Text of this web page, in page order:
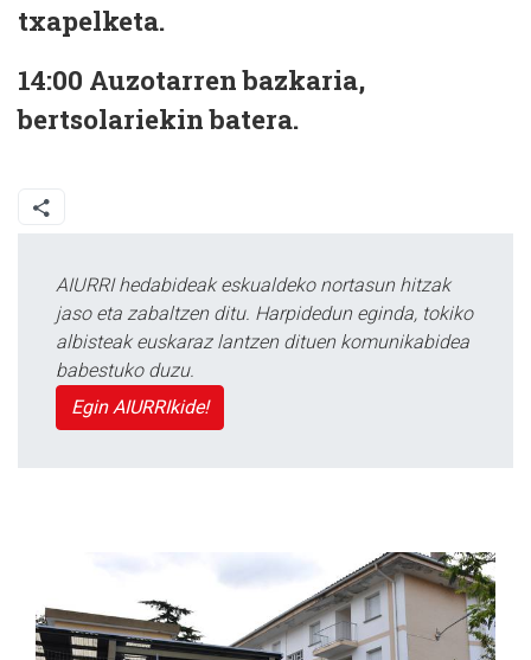
txapelketa.
14:00 Auzotarren bazkaria,
bertsolariekin batera.
AIURRI hedabideak eskualdeko nortasun hitzak
jaso eta zabaltzen ditu. Harpidedun eginda, tokiko
albisteak euskaraz lantzen dituen komunikabidea
babestuko duzu.
Egin AIURRIkide!